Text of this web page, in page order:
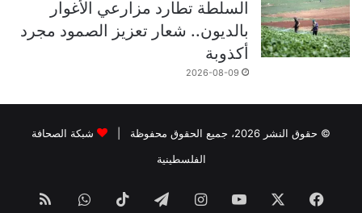
السلطة تطارد مزارعي الأغوار
بالديون.. شعار تعزيز الصمود مجرد
أكذوبة
2026-08-09
© حقوق النشر 2026، جميع الحقوق محفوظة |
شبكة الصحافة
الفلسطينية
فيسبوك ‫YouTubeانستقرامتيلقرام ‫TikTokواتسابملخص